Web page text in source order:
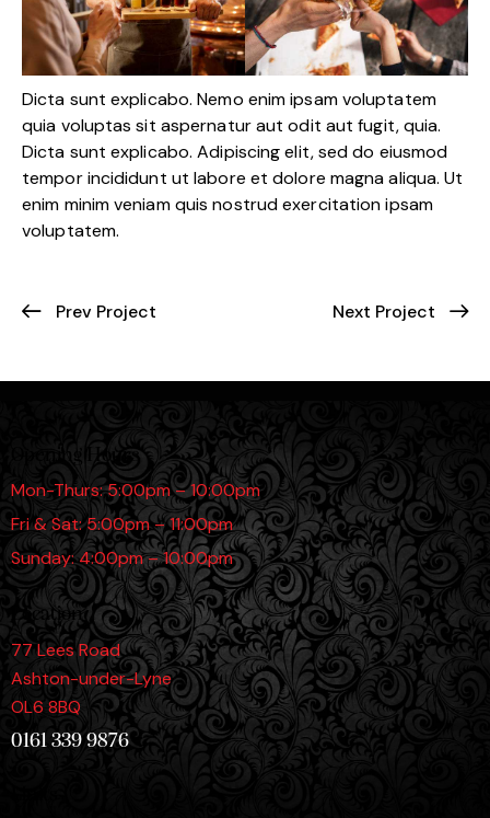
Dicta sunt explicabo. Nemo enim ipsam voluptatem
quia voluptas sit aspernatur aut odit aut fugit, quia.
Dicta sunt explicabo. Adipiscing elit, sed do eiusmod
tempor incididunt ut labore et dolore magna aliqua. Ut
enim minim veniam quis nostrud exercitation ipsam
voluptatem.
Prev Project Next Project
Opening Hours
Mon-Thurs: 5:00pm – 10:00pm
Fri & Sat: 5:00pm – 11:00pm
Sunday: 4:00pm – 10:00pm
Location
77 Lees Road
Ashton-under-Lyne
OL6 8BQ
0161 339 9876